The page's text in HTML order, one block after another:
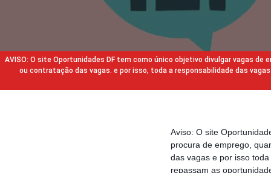
AVISO: O site Oportunidades DF tem como único objetivo divulgar vagas
ou contratação das vagas. e por isso, toda a responsabilidade das
Aviso: O site
procura de emprego,
das vagas e por isso
repassam as